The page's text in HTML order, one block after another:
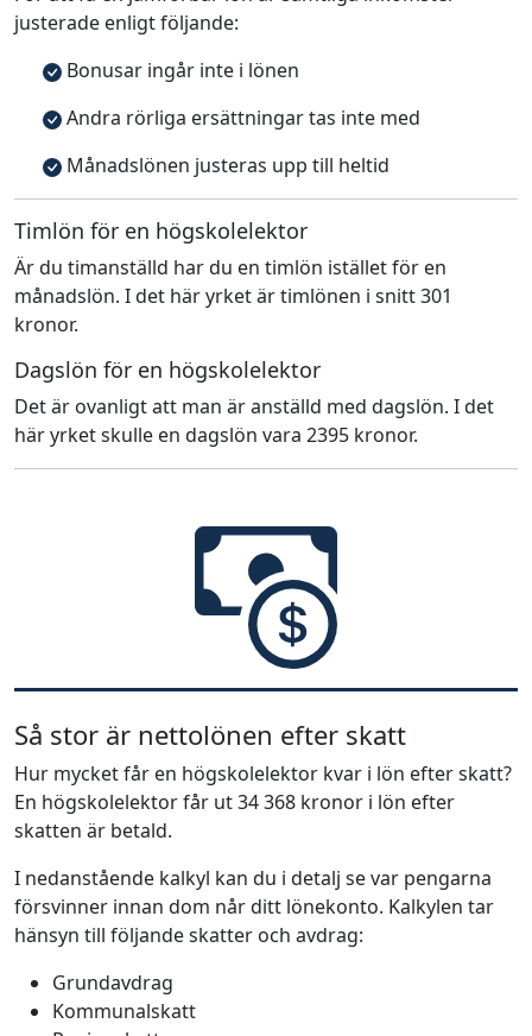
justerade enligt följande:
Bonusar ingår inte i lönen
Andra rörliga ersättningar tas inte med
Månadslönen justeras upp till heltid
Timlön för en högskolelektor
Är du timanställd har du en timlön istället för en
månadslön. I det här yrket är timlönen i snitt 301
kronor.
Dagslön för en högskolelektor
Det är ovanligt att man är anställd med dagslön. I det
här yrket skulle en dagslön vara 2395 kronor.
Så stor är nettolönen efter skatt
Hur mycket får en högskolelektor kvar i lön efter skatt?
En högskolelektor får ut 34 368 kronor i lön efter
skatten är betald.
I nedanstående kalkyl kan du i detalj se var pengarna
försvinner innan dom når ditt lönekonto. Kalkylen tar
hänsyn till följande skatter och avdrag:
Grundavdrag
Kommunalskatt